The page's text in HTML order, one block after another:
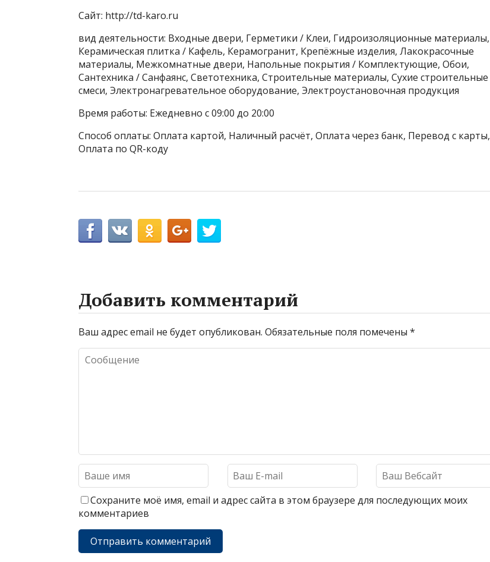
Сайт: http://td-karo.ru
вид деятельности: Входные двери, Герметики / Клеи, Гидроизоляционные материалы,
Керамическая плитка / Кафель, Керамогранит, Крепёжные изделия, Лакокрасочные
материалы, Межкомнатные двери, Напольные покрытия / Комплектующие, Обои,
Сантехника / Санфаянс, Светотехника, Строительные материалы, Сухие строительные
смеси, Электронагревательное оборудование, Электроустановочная продукция
Время работы: Ежедневно с 09:00 до 20:00
Способ оплаты: Оплата картой, Наличный расчёт, Оплата через банк, Перевод с карты,
Оплата по QR-коду
Добавить комментарий
Ваш адрес email не будет опубликован. Обязательные поля помечены *
Сохраните моё имя, email и адрес сайта в этом браузере для последующих моих
комментариев